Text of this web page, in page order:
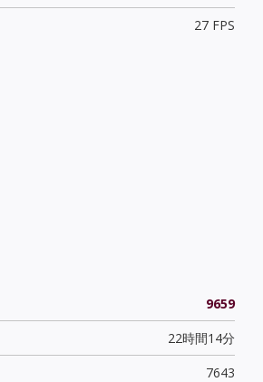
27 FPS
9659
22時間14分
7643